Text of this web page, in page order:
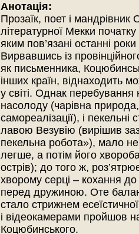
Анотація:
Прозаїк, поет і
літературної Мекки початку
яким пов’язані останні
Вирвавшись із
як письменника,
інших країн, віднаходить
у світі. Однак перебування
насолоду (чарівна
самореалізації), і
лавою Везувію (вирішив
пекельна робота»), мало
легше, а потім його
острів); до того ж,
хворому серці – кохання до
перед дружиною. Оте
стало стрижнем
і відеокамерами пройшов
Коцюбинського.